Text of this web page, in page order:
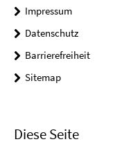
Impressum
Datenschutz
Barrierefreiheit
Sitemap
Diese Seite